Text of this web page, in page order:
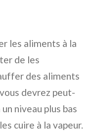
les aliments à la
de les
des aliments
devrez peut-
niveau plus bas
cuire à la vapeur.